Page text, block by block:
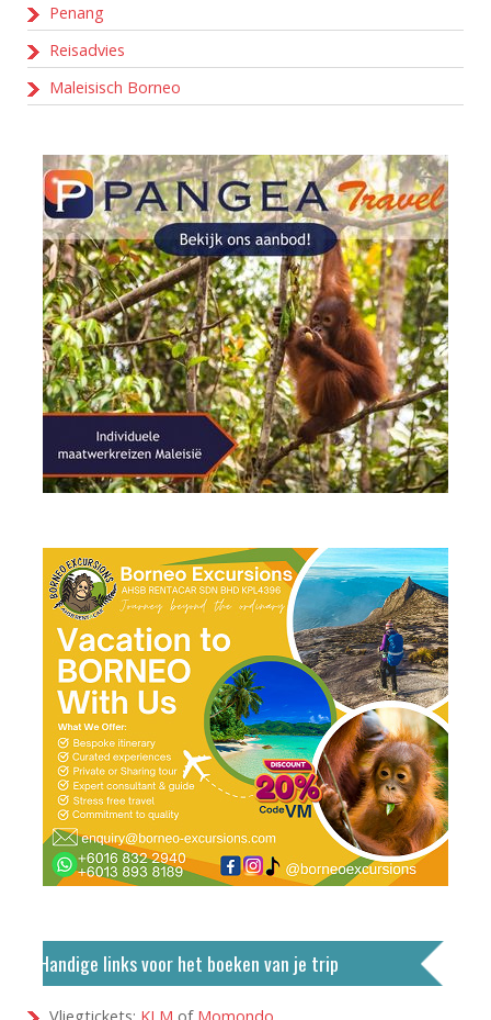
Penang
Reisadvies
Maleisisch Borneo
Handige links voor het boeken van je trip